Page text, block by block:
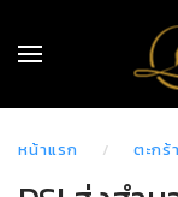
หน้าแรก ตะกร้